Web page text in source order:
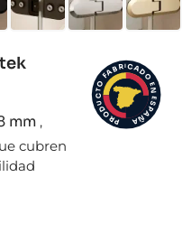
mm ,
cubren
P
R
O
D
U
C
T
O
FABRICADO
E
N
E
S
P
A
Ñ
A